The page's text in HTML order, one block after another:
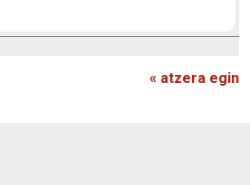
« atzera egin